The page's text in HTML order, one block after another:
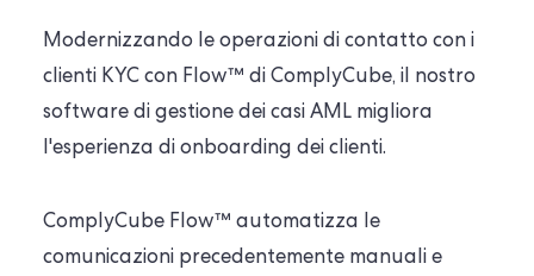
Modernizzando le operazioni di contatto con i
clienti KYC con Flow™ di ComplyCube, il nostro
software di gestione dei casi AML migliora
l'esperienza di onboarding dei clienti.
ComplyCube Flow™ automatizza le
comunicazioni precedentemente manuali e